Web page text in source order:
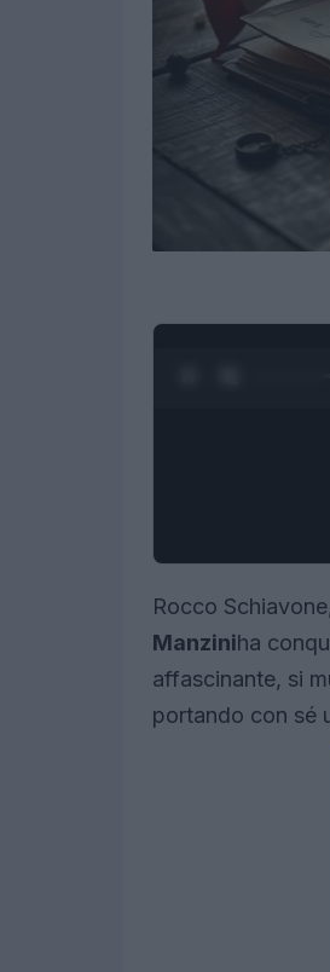
Rocco
Manziniha
affascinante, si
portando con sé